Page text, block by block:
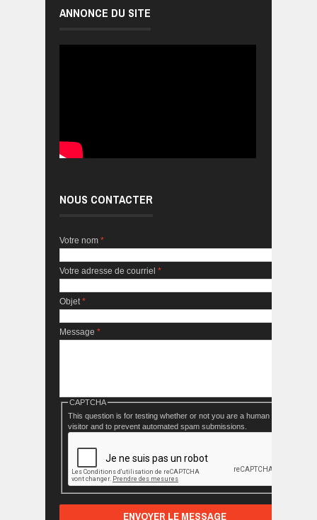
ANNONCE DU SITE
NOUS CONTACTER
Votre nom *
Votre adresse de courriel *
Objet*
Message *
CAPTCHA
This question is for testing whether or not you are a human
visitor and to prevent automated spam submissions.